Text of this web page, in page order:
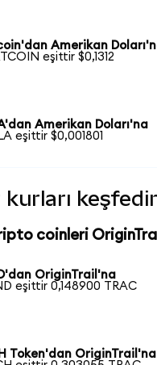
Amerikan
eşittir $0,1312
Amerikan Doları'na
eşittir $0,001801
kurları
coinleri
OriginTrail'na
eşittir 0,148900 TRAC
Token'dan OriginTrail'na